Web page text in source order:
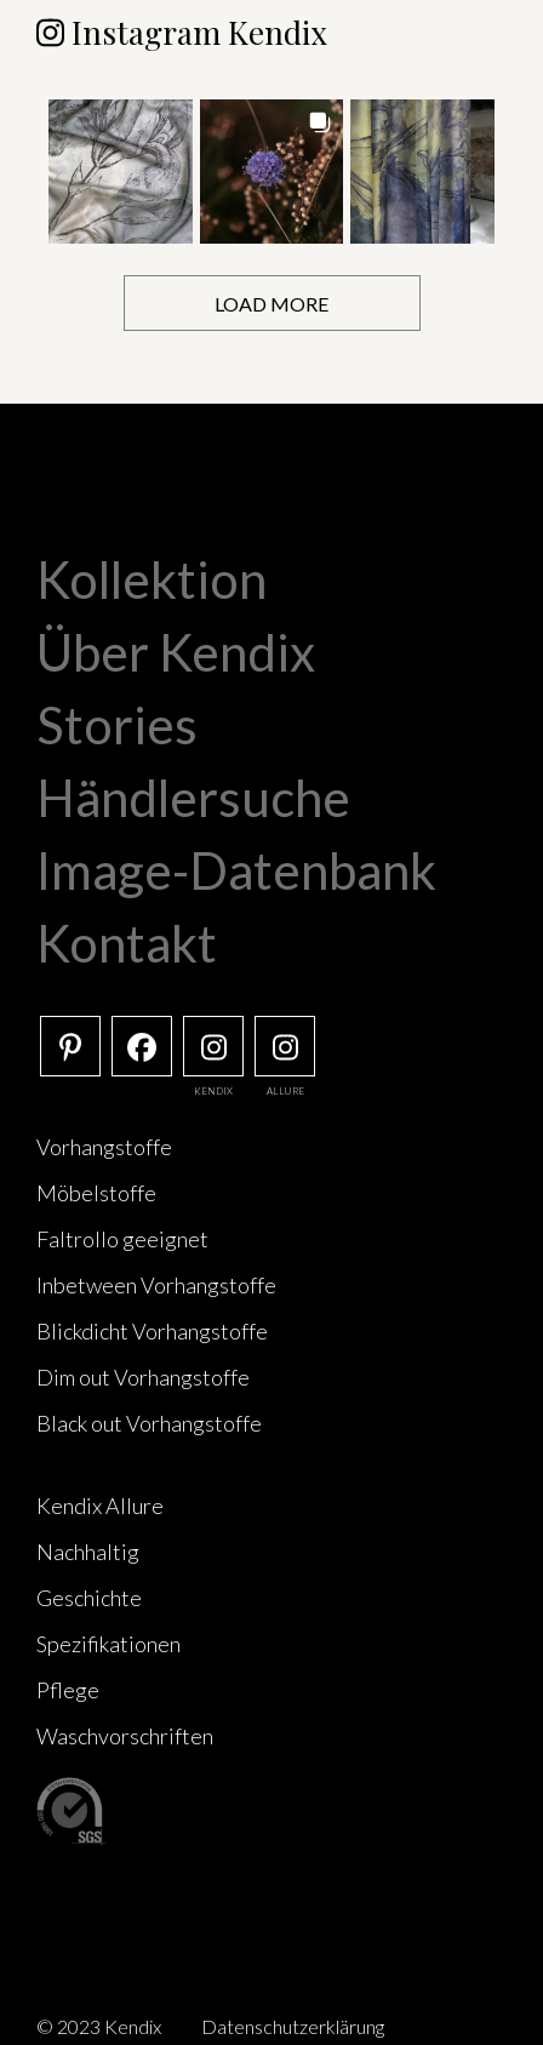
Instagram Kendix
LOAD MORE
Kollektion
Über Kendix
Stories
Händlersuche
Image-Datenbank
Kontakt
KENDIX ALLURE
Vorhangstoffe
Möbelstoffe
Faltrollo geeignet
Inbetween Vorhangstoffe
Blickdicht Vorhangstoffe
Dim out Vorhangstoffe
Black out Vorhangstoffe
Kendix Allure
Nachhaltig
Geschichte
Spezifikationen
Pflege
Waschvorschriften
© 2023 Kendix Datenschutzerklärung